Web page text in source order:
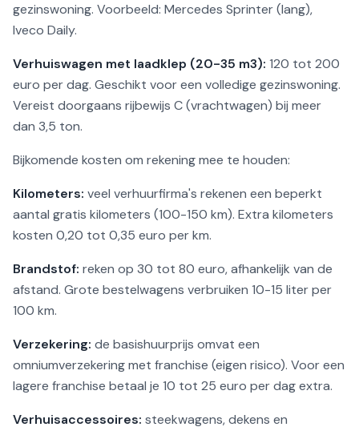
gezinswoning. Voorbeeld: Mercedes Sprinter (lang),
Iveco Daily.
Verhuiswagen met laadklep (20-35 m3): 120 tot 200
euro per dag. Geschikt voor een volledige gezinswoning.
Vereist doorgaans rijbewijs C (vrachtwagen) bij meer
dan 3,5 ton.
Bijkomende kosten om rekening mee te houden:
Kilometers: veel verhuurfirma's rekenen een beperkt
aantal gratis kilometers (100-150 km). Extra kilometers
kosten 0,20 tot 0,35 euro per km.
Brandstof: reken op 30 tot 80 euro, afhankelijk van de
afstand. Grote bestelwagens verbruiken 10-15 liter per
100 km.
Verzekering: de basishuurprijs omvat een
omniumverzekering met franchise (eigen risico). Voor een
lagere franchise betaal je 10 tot 25 euro per dag extra.
Verhuisaccessoires: steekwagens, dekens en